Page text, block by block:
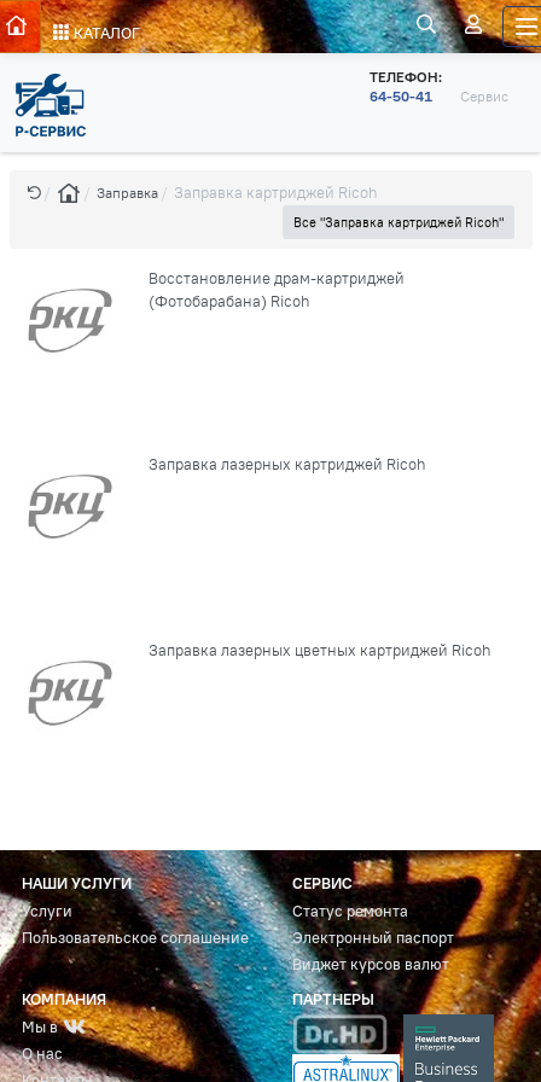
КАТАЛОГ
ТЕЛЕФОН:
64-50-41
Сервис
Заправка Заправка картриджей Ricoh
Все "Заправка картриджей Ricoh"
Восстановление драм-картриджей
(Фотобарабана) Ricoh
Заправка лазерных картриджей Ricoh
Заправка лазерных цветных картриджей Ricoh
НАШИ УСЛУГИ
Услуги
Пользовательское соглашение
СЕРВИС
Статус ремонта
Электронный паспорт
Виджет курсов валют
КОМПАНИЯ
Мы в
О нас
ПАРТНЕРЫ